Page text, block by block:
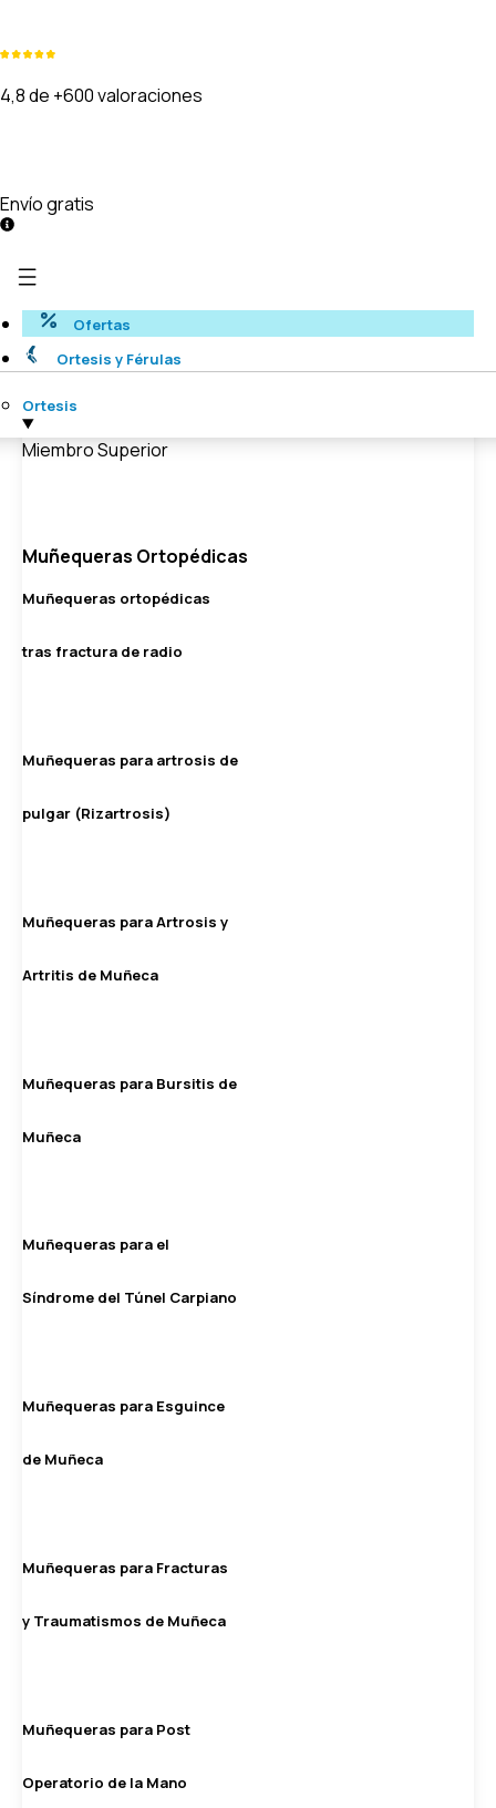
4,8 de +600 valoraciones
Envío gratis
Ofertas
Ortesis y Férulas
Ortesis
Miembro Superior
Muñequeras Ortopédicas
Muñequeras ortopédicas
tras fractura de radio
Muñequeras para artrosis de
pulgar (Rizartrosis)
Muñequeras para Artrosis y
Artritis de Muñeca
Muñequeras para Bursitis de
Muñeca
Muñequeras para el
Síndrome del Túnel Carpiano
Muñequeras para Esguince
de Muñeca
Muñequeras para Fracturas
y Traumatismos de Muñeca
Muñequeras para Post
Operatorio de la Mano